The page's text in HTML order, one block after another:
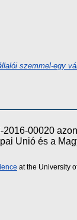
szemmel-egy
00020
Unió és a
at the University